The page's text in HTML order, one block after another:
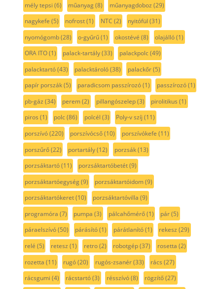
mély tepsi (6) műanyag(8) műanyagdoboz (29)
nagykefe (5) nofrost(1) NTC (2) nyitófül (31)
nyomógomb(28) o-gyűrű(1) okostévé (8) olajálló(1)
ORA ITO(1) palack-tartály(33) palackpolc(49)
palacktartó(43) palacktároló(38) palackőr(5)
papír porszák(5) paradicsom passzírozó(1) passzírozó(1)
pb-gáz (34) perem(2) pillangószelep(3) pirolitikus (1)
piros (1) polc(86) polcél (3) Poly-v szíj (11)
porszívó(220) porszívócső(10) porszívókefe (11)
porszűrő(22) portartály(12) porzsák(13)
porzsáktartó(11) porzsáktartóbetét(9)
porzsáktartóegység(9) porzsáktartóidom(9)
porzsáktartókeret(10) porzsáktartóvilla (9)
programóra (7) pumpa (3) pálcahőmérő(1) pár(5)
páraelszívó(50) párásító(1) párátlanító(1) rekesz (29)
relé (5) retesz (1) retro(2) robotgép(37) rosetta (2)
rozetta (11) rugó(20) rugós-zsanér(33) rács (27)
rácsgumi (4) rácstartó(3) résszívó(8) rögzítő(27)